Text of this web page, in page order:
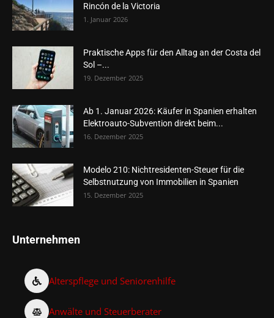
Rincón de la Victoria
1. Januar 2026
Praktische Apps für den Alltag an der Costa del
Sol –...
19. Dezember 2025
Ab 1. Januar 2026: Käufer in Spanien erhalten
Elektroauto-Subvention direkt beim...
16. Dezember 2025
Modelo 210: Nichtresidenten-Steuer für die
Selbstnutzung von Immobilien in Spanien
15. Dezember 2025
Unternehmen
Alterspflege und Seniorenhilfe
Anwälte und Steuerberater